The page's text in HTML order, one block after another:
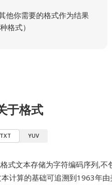
他你需要的格式作为结果
格式）
于格式
TXT YUV
式文本存储为字符编码序列,不
计算的基础可追溯到1963年